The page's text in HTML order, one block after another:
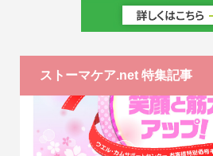
ストーマケア.net 特集記事